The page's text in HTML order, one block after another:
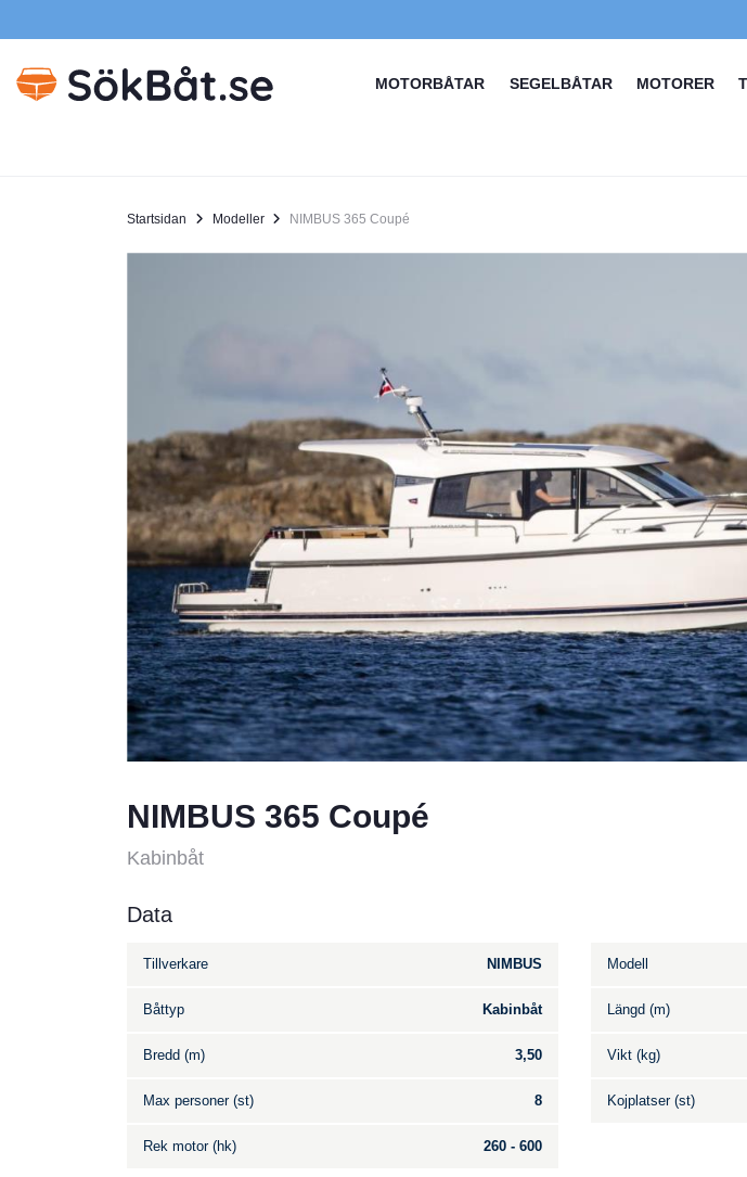
MOTORBÅTAR SEGELBÅTAR MOTORER
Startsidan Modeller NIMBUS 365 Coupé
NIMBUS 365 Coupé
Kabinbåt
Data
Tillverkare NIMBUS Modell
Båttyp Kabinbåt Längd (m)
Bredd (m) 3,50 Vikt (kg)
Max personer (st) 8 Kojplatser (st)
Rek motor (hk) 260 - 600